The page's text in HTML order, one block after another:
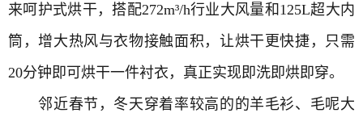
来呵护式烘干，搭配272m³/h行业大风量和125L超大内
筒，增大热风与衣物接触面积，让烘干更快捷，只需
20分钟即可烘干一件衬衣，真正实现即洗即烘即穿。
邻近春节，冬天穿着率较高的的羊毛衫、毛呢大